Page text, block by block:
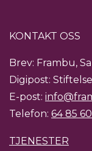
KONTAKT OSS
Brev: Frambu,
Digipost:
E-post:
Telefon: 64 85
TJENESTER